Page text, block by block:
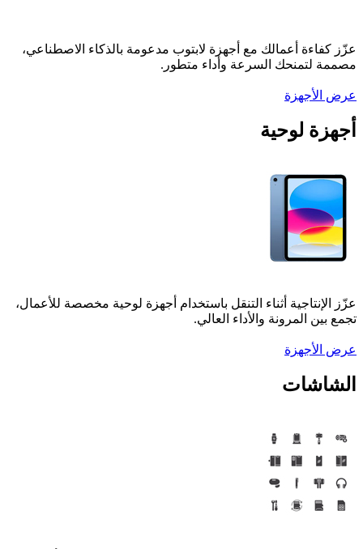
أعمالك مع أجهزة لابتوب مدعومة بالذكاء الاصطناعي،
السرعة وأداء متطور.
لوحية
أثناء التنقل باستخدام أجهزة لوحية مخصصة للأعمال،
المرونة والأداء العالي.